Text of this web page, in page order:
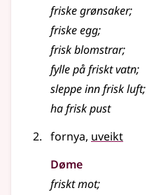
friske grønsaker;
friske egg;
frisk blomstrar;
fylle på friskt vatn;
sleppe inn frisk luft;
ha frisk pust
fornya, uveikt
Døme
friskt mot;